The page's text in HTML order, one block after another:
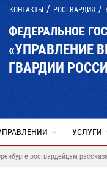
КОНТАКТЫ РОСГВАРДИЯ
ФЕДЕРАЛЬНОЕ
«УПРАВЛЕНИЕ
ГВАРДИИ
УСЛУГИ
росгвардейцам